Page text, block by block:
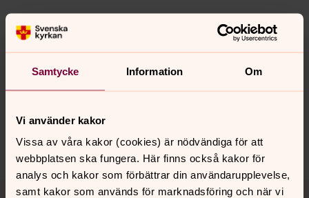
Samtycke Information Om
Vi använder kakor
Vissa av våra kakor (cookies) är nödvändiga för att
webbplatsen ska fungera. Här finns också kakor för
analys och kakor som förbättrar din användarupplevelse,
samt kakor som används för marknadsföring och när vi
Senast ändrad 12 mars 2026
Synpunkter eller frågor på sidans
innehåll?
info.lundsdomkyrka@svenskakyrkan.se
Dela
Tillbaka till toppen
Tillbaka till innehållet